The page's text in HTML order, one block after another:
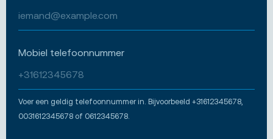
Mobiel telefoonnummer
Voer een geldig telefoonnummer in. Bijvoorbeeld +31612345678,
0031612345678 of 0612345678.